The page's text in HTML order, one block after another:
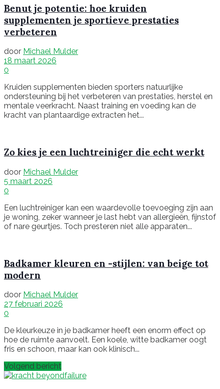
Benut je potentie: hoe kruiden
supplementen je sportieve prestaties
verbeteren
door Michael Mulder
18 maart 2026
0
Kruiden supplementen bieden sporters natuurlijke
ondersteuning bij het verbeteren van prestaties, herstel en
mentale veerkracht. Naast training en voeding kan de
kracht van plantaardige extracten het...
Zo kies je een luchtreiniger die echt werkt
door Michael Mulder
5 maart 2026
0
Een luchtreiniger kan een waardevolle toevoeging zijn aan
je woning, zeker wanneer je last hebt van allergieën, fijnstof
of nare geurtjes. Toch presteren niet alle apparaten...
Badkamer kleuren en -stijlen: van beige tot
modern
door Michael Mulder
27 februari 2026
0
De kleurkeuze in je badkamer heeft een enorm effect op
hoe de ruimte aanvoelt. Een koele, witte badkamer oogt
fris en schoon, maar kan ook klinisch...
Volgend bericht